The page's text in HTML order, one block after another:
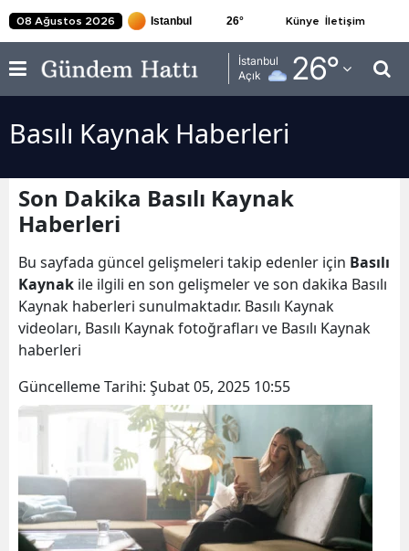
08 Ağustos 2026 26° Künye İletişim
İstanbul
Açık
26°
Adana
Adıyaman
Afyonkarahisar
Amasya
Antalya
Artvin
Balıkesir
Bilecik
Bingöl
Bitlis
Bolu
Basılı Kaynak Haberleri
Son Dakika Basılı Kaynak
Haberleri
Bu sayfada güncel gelişmeleri takip edenler için Basılı
Kaynak ile ilgili en son gelişmeler ve son dakika Basılı
Kaynak haberleri sunulmaktadır. Basılı Kaynak
videoları, Basılı Kaynak fotoğrafları ve Basılı Kaynak
haberleri
Güncelleme Tarihi: Şubat 05, 2025 10:55